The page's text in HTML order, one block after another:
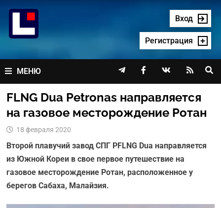
содержимому
Вход
Регистрация
МЕНЮ    
FLNG Dua Petronas направляется
на газовое месторождение Ротан
18 февраля 2020
Второй плавучий завод СПГ PFLNG Dua направляется
из Южной Кореи в свое первое путешествие на
газовое месторождение Ротан, расположенное у
берегов Сабаха, Малайзия.